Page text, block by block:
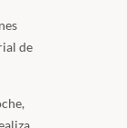
de